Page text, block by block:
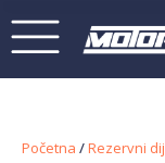
Početna /Rezervni